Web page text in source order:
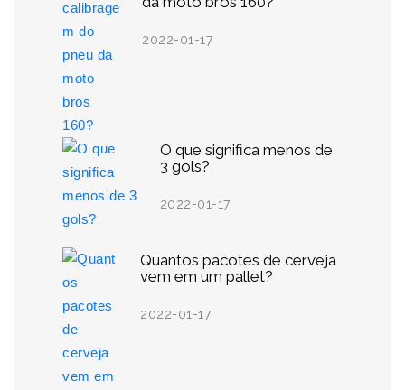
2022-01-17
O que significa menos de
3 gols?
2022-01-17
Quantos pacotes de cerveja
vem em um pallet?
2022-01-17